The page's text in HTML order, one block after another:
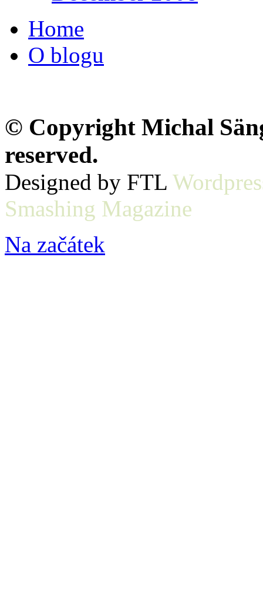
Home
O blogu
© Copyright Michal
reserved.
Designed by FTL
Smashing Magazine
Na začátek